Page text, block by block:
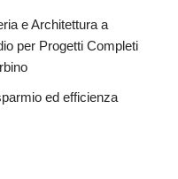
e Architettura a
per Progetti Completi
ed efficienza